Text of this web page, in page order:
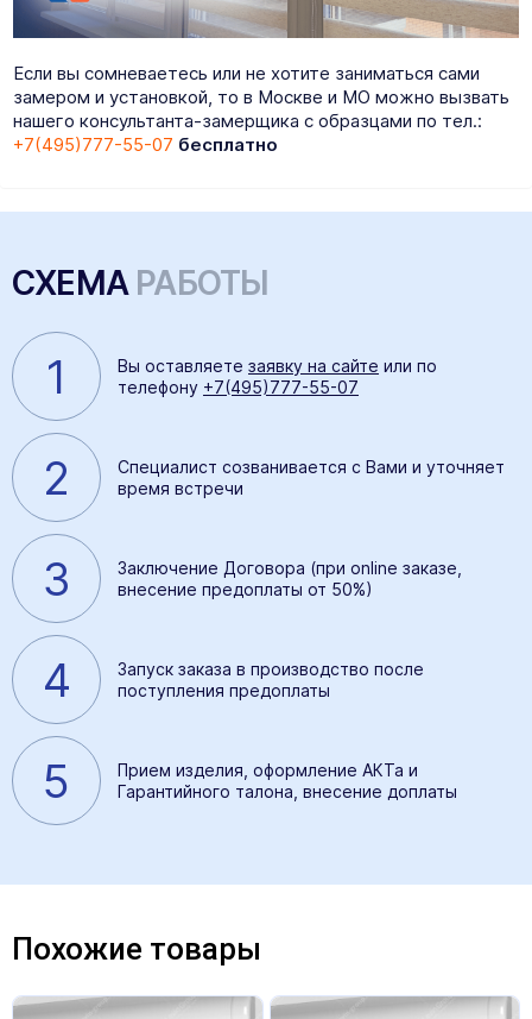
Если вы сомневаетесь или не хотите заниматься сами
замером и установкой, то в Москве и МО можно вызвать
нашего консультанта-замерщика с образцами по тел.:
+7(495)777-55-07 бесплатно
СХЕМАРАБОТЫ
1 Вы оставляете заявку на сайте или по
телефону +7(495)777-55-07
2
Специалист созванивается с Вами и уточняет
время встречи
3
Заключение Договора (при online заказе,
внесение предоплаты от 50%)
4
Запуск заказа в производство после
поступления предоплаты
5
Прием изделия, оформление АКТа и
Гарантийного талона, внесение доплаты
Похожие товары